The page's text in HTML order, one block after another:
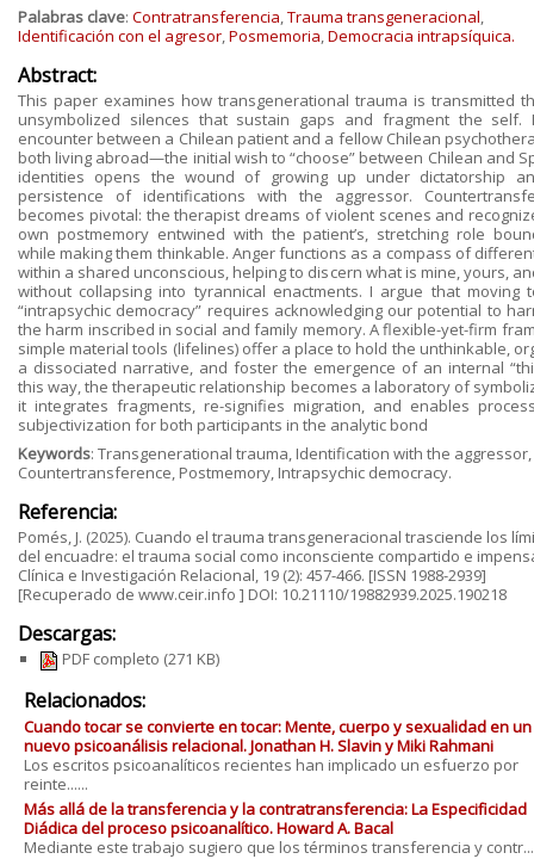
Palabras clave: Contratransferencia,Trauma transgeneracional,
Identificación con el agresor,Posmemoria,Democracia intrapsíquica.
Abstract:
This paper examines how transgenerational trauma is transmitted
unsymbolized silences that sustain gaps and fragment the self.
encounter between a Chilean patient and a fellow Chilean
both living abroad—the initial wish to “choose” between Chilean and
identities opens the wound of growing up under dictatorship
persistence of identifications with the aggressor.
becomes pivotal: the therapist dreams of violent scenes and
own postmemory entwined with the patient’s, stretching role
while making them thinkable. Anger functions as a compass of
within a shared unconscious, helping to discern what is mine, yours,
without collapsing into tyrannical enactments. I argue that moving
“intrapsychic democracy” requires acknowledging our potential to
the harm inscribed in social and family memory. A flexible-yet-firm
simple material tools (lifelines) offer a place to hold the unthinkable,
a dissociated narrative, and foster the emergence of an internal
this way, the therapeutic relationship becomes a laboratory of
it integrates fragments, re-signifies migration, and enables
subjectivization for both participants in the analytic bond
Keywords: Transgenerational trauma, Identification with the aggressor,
Countertransference, Postmemory, Intrapsychic democracy.
Referencia:
Pomés, J. (2025). Cuando el trauma transgeneracional trasciende los
del encuadre: el trauma social como inconsciente compartido e
Clínica e Investigación Relacional, 19 (2): 457-466. [ISSN 1988-2939]
[Recuperado de www.ceir.info ] DOI: 10.21110/19882939.2025.190218
Descargas:
PDF completo (271 KB)
Relacionados:
Cuando tocar se convierte en tocar: Mente, cuerpo y sexualidad en un
nuevo psicoanálisis relacional. Jonathan H. Slavin y Miki Rahmani
Los escritos psicoanalíticos recientes han implicado un esfuerzo por
reinte......
Más allá de la transferencia y la contratransferencia: La Especificidad
Diádica del proceso psicoanalítico. Howard A. Bacal
Mediante este trabajo sugiero que los términos transferencia y